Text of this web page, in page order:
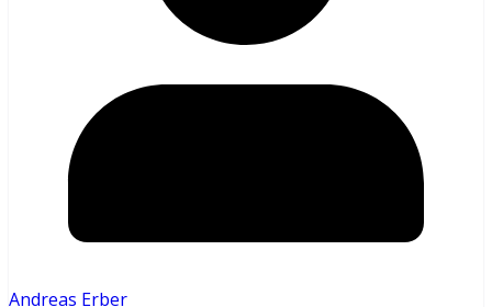
Andreas Erber